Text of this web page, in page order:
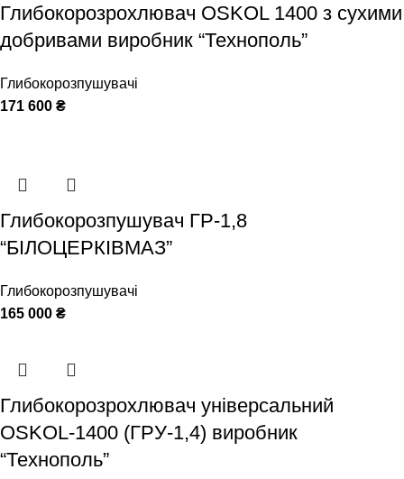
Глибокорозрохлювач OSKOL 1400 з сухими
добривами виробник “Технополь”
Глибокорозпушувачі
171 600 ₴
Глибокорозпушувач ГР-1,8
“БІЛОЦЕРКІВМАЗ”
Глибокорозпушувачі
165 000 ₴
Глибокорозрохлювач універсальний
OSKOL-1400 (ГРУ-1,4) виробник
“Технополь”